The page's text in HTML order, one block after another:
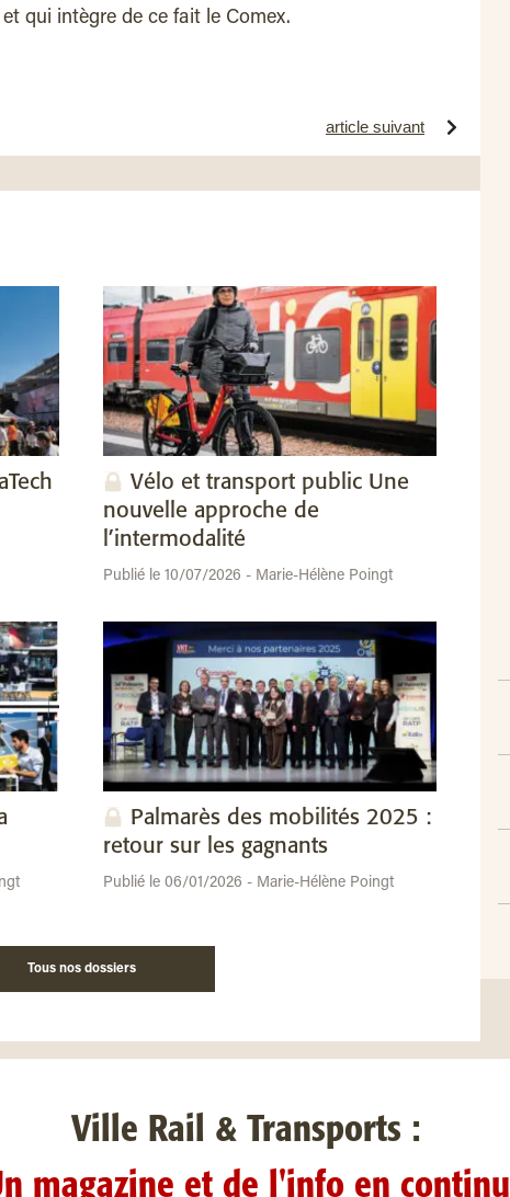
qui intègre de ce fait le Comex.
article suivant
Vélo et transport public Une
nouvelle approche de
l’intermodalité
Publié le 10/07/2026 - Marie-Hélène Poingt
Palmarès des mobilités 2025 :
retour sur les gagnants
Publié le 06/01/2026 - Marie-Hélène Poingt
Tous nos dossiers
Ville Rail & Transports :
magazine et de l'info en continu